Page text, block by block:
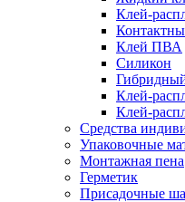
Клей-
Клей ПВА
Силикон
Клей-
Клей-
Средства
Упаковочные
Монтажная пена
Герметик
Присадочные